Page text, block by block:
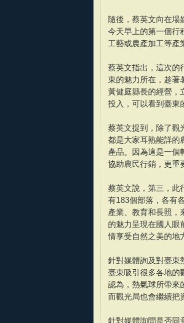
隨後，蔡英文向在場
今天早上的第一個行
工藝或農產加工等產
蔡英文指出，這次的
東的魅力所在，趁著
黃健庭縣長的經營，
投入，可以看到臺東
蔡英文提到，除了觀
都是大家耳熟能詳的
產品。因為這是一個
協助農民行銷，更重
蔡英文說，第三，此
有183個部落，各有
產業、教育和長照，
的魅力呈現在國人眼
情享受自然之美的地
針對媒體詢及對臺東
臺東吸引很多各地的
認為，熱氣球所帶來
而觀光局也會繼續把
針對媒體詢問是否同